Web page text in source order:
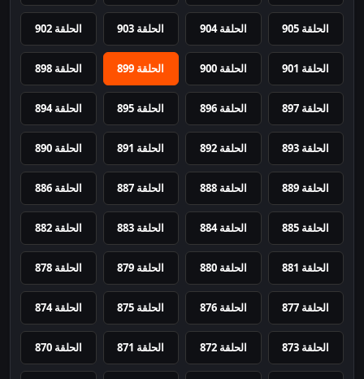
الحلقة 905 الحلقة 904 الحلقة 903 الحلقة 902
الحلقة 901 الحلقة 900 الحلقة 899 الحلقة 898
الحلقة 897 الحلقة 896 الحلقة 895 الحلقة 894
الحلقة 893 الحلقة 892 الحلقة 891 الحلقة 890
الحلقة 889 الحلقة 888 الحلقة 887 الحلقة 886
الحلقة 885 الحلقة 884 الحلقة 883 الحلقة 882
الحلقة 881 الحلقة 880 الحلقة 879 الحلقة 878
الحلقة 877 الحلقة 876 الحلقة 875 الحلقة 874
الحلقة 873 الحلقة 872 الحلقة 871 الحلقة 870